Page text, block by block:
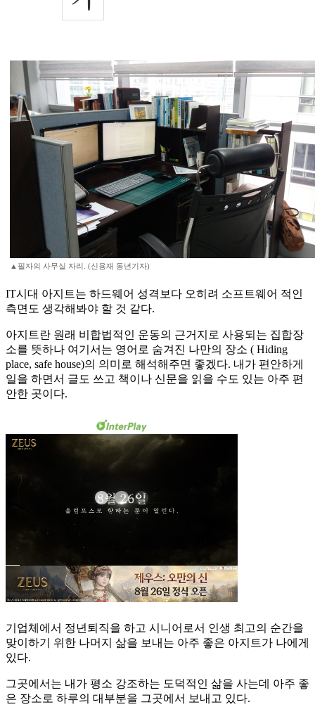
▲필자의 사무실 자리. (신용재 동년기자)
IT시대 아지트는 하드웨어 성격보다 오히려 소프트웨어 적인
측면도 생각해봐야 할 것 같다.
아지트란 원래 비합법적인 운동의 근거지로 사용되는 집합장
소를 뜻하나 여기서는 영어로 숨겨진 나만의 장소 ( Hiding
place, safe house)의 의미로 해석해주면 좋겠다. 내가 편안하게
일을 하면서 글도 쓰고 책이나 신문을 읽을 수도 있는 아주 편
안한 곳이다.
기업체에서 정년퇴직을 하고 시니어로서 인생 최고의 순간을
맞이하기 위한 나머지 삶을 보내는 아주 좋은 아지트가 나에게
있다.
그곳에서는 내가 평소 강조하는 도덕적인 삶을 사는데 아주 좋
은 장소로 하루의 대부분을 그곳에서 보내고 있다.